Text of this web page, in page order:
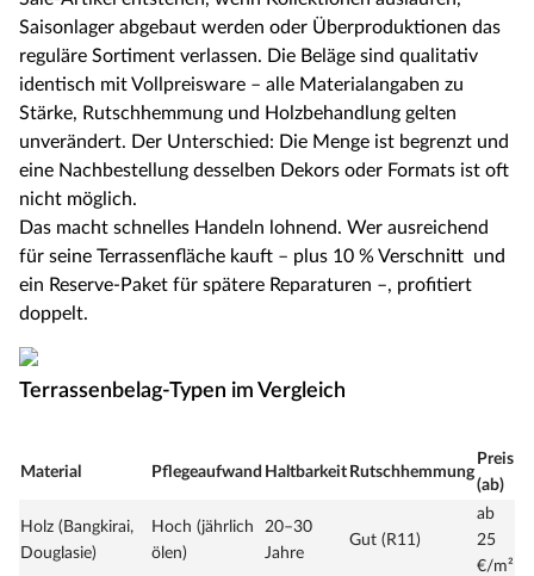
Saisonlager abgebaut werden oder Überproduktionen das
reguläre Sortiment verlassen. Die Beläge sind qualitativ
identisch mit Vollpreisware – alle Materialangaben zu
Stärke, Rutschhemmung und Holzbehandlung gelten
unverändert. Der Unterschied: Die Menge ist begrenzt und
eine Nachbestellung desselben Dekors oder Formats ist oft
nicht möglich.
Das macht schnelles Handeln lohnend. Wer ausreichend
für seine Terrassenfläche kauft – plus 10 % Verschnitt und
ein Reserve-Paket für spätere Reparaturen –, profitiert
doppelt.
Terrassenbelag-Typen im Vergleich
Material Pflegeaufwand Haltbarkeit Rutschhemmung
Preis
(ab)
Holz (Bangkirai,
Douglasie)
Hoch (jährlich
ölen)
20–30
Jahre
Gut (R11)
ab
25
€/m²